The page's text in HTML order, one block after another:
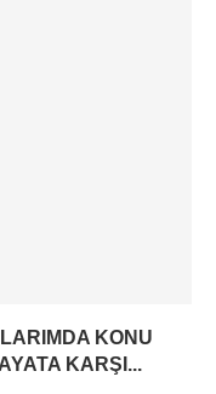
KONU
KARŞI...